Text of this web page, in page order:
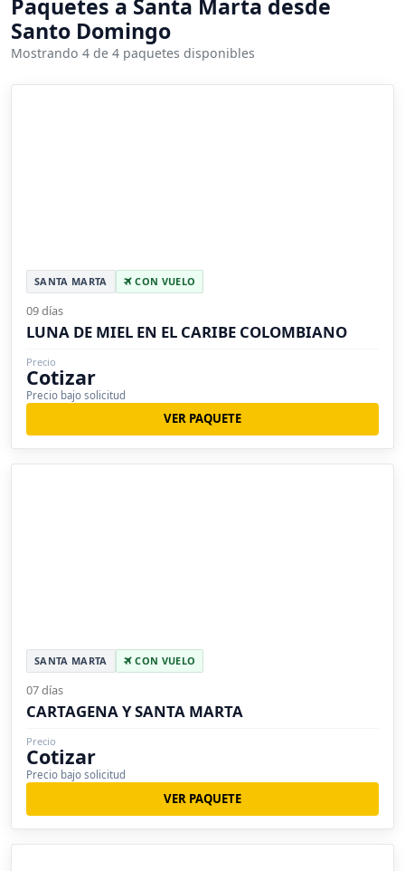
Paquetes a Santa Marta desde
Santo Domingo
Mostrando 4 de 4 paquetes disponibles
SANTA MARTA CON VUELO
09 días
LUNA DE MIEL EN EL CARIBE COLOMBIANO
Precio
Cotizar
Precio bajo solicitud
VER PAQUETE
SANTA MARTA CON VUELO
07 días
CARTAGENA Y SANTA MARTA
Precio
Cotizar
Precio bajo solicitud
VER PAQUETE